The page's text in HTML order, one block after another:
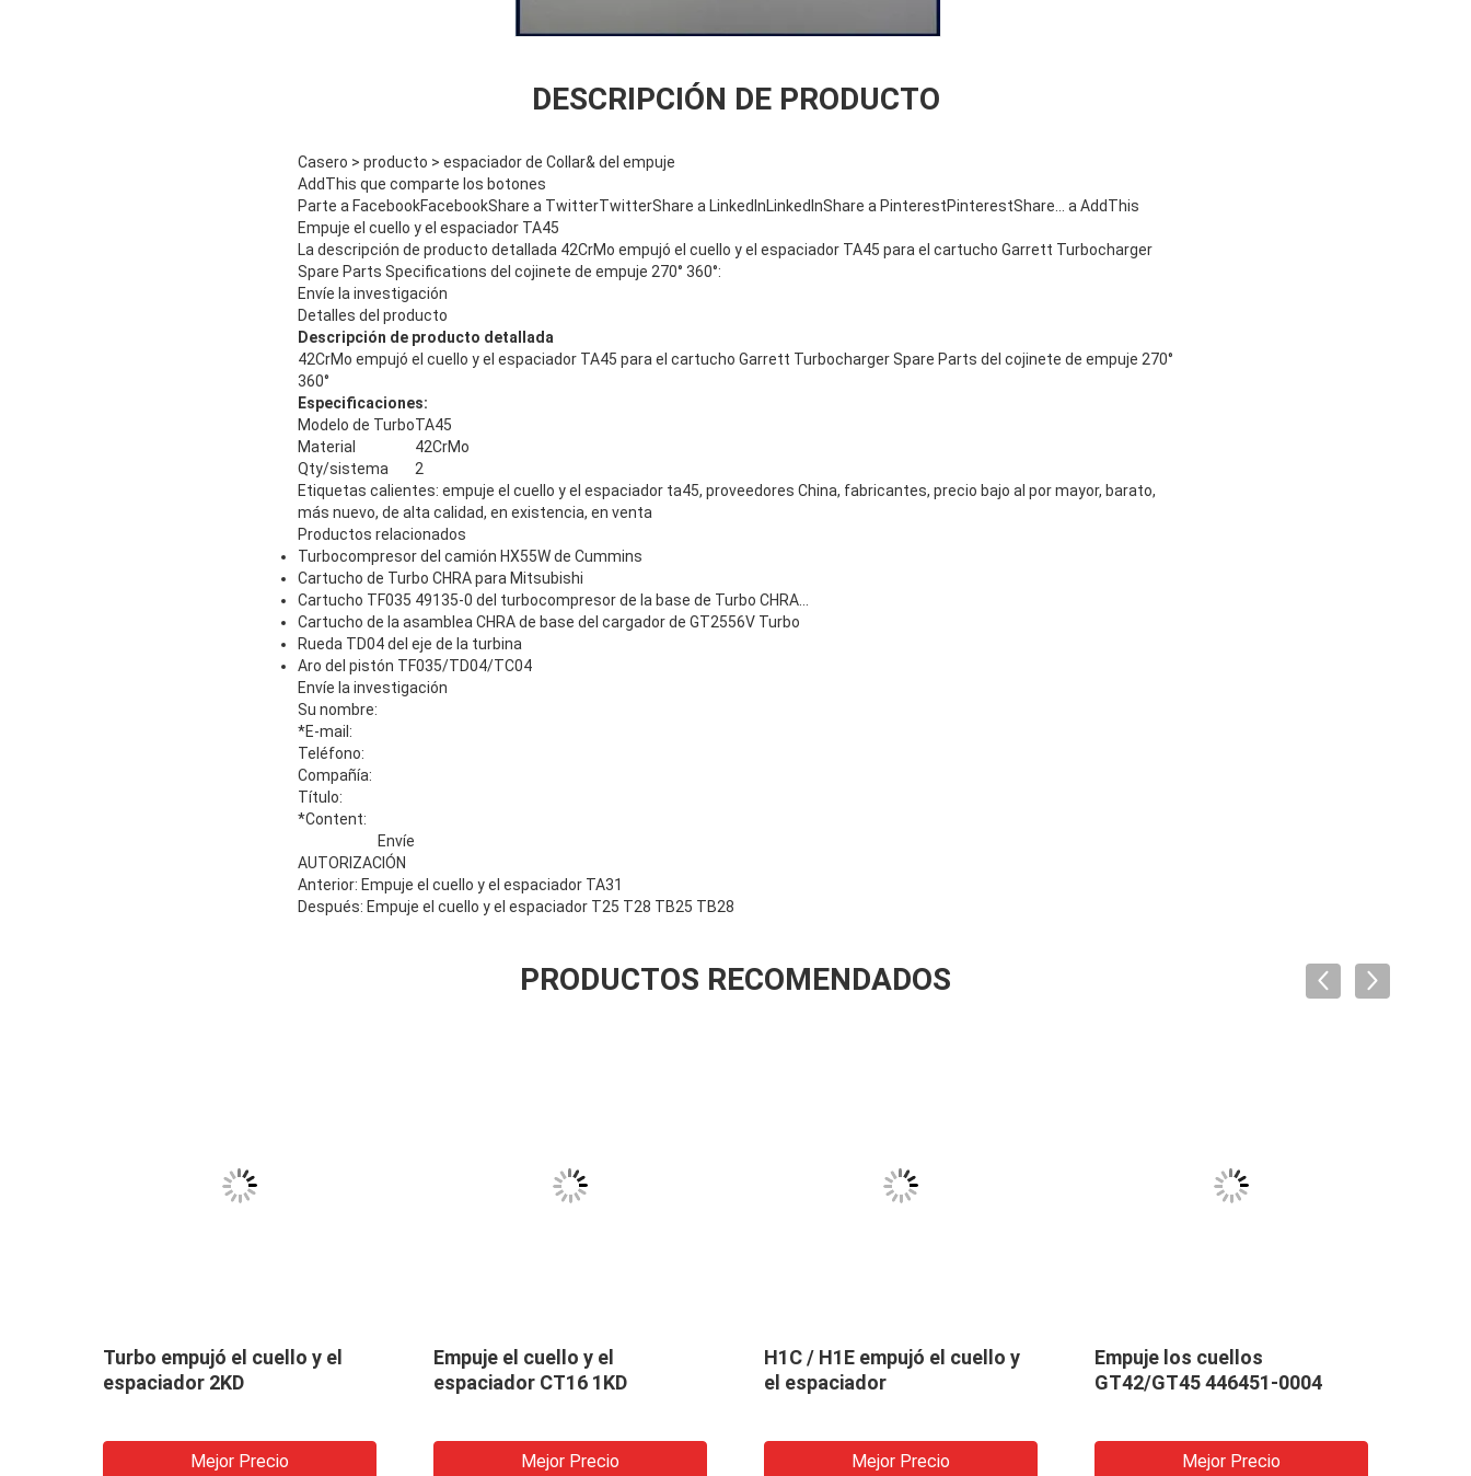
DESCRIPCIÓN DE PRODUCTO
Casero > producto > espaciador de Collar& del empuje
AddThis que comparte los botones
Parte a FacebookFacebookShare a TwitterTwitterShare a LinkedInLinkedInShare a PinterestPinterestShare…
a AddThis
Empuje el cuello y el espaciador TA45
La descripción de producto detallada 42CrMo empujó el cuello y el espaciador TA45 para el cartucho Garrett Turbocharger
Spare Parts Specifications del cojinete de empuje 270° 360°:
Envíe la investigación
Detalles del producto
Descripción de producto detallada
42CrMo empujó el cuello y el espaciador TA45 para el cartucho Garrett Turbocharger Spare Parts del cojinete de empuje 270°
360°
Especificaciones:
Modelo de TurboTA45
Material
42CrMo
Qty/sistema
2
Etiquetas calientes: empuje el cuello y el espaciador ta45, proveedores China, fabricantes, precio bajo al por mayor, barato,
más nuevo, de alta calidad, en existencia, en venta
Productos relacionados
Turbocompresor del camión HX55W de Cummins
Cartucho de Turbo CHRA para Mitsubishi
Cartucho TF035 49135-0 del turbocompresor de la base de Turbo CHRA…
Cartucho de la asamblea CHRA de base del cargador de GT2556V Turbo
Rueda TD04 del eje de la turbina
Aro del pistón TF035/TD04/TC04
Envíe la investigación
Su nombre:
*E-mail :
Teléfono:
Compañía:
Título:
*Content:
Envíe
AUTORIZACIÓN
Anterior: Empuje el cuello y el espaciador TA31
Después: Empuje el cuello y el espaciador T25 T28 TB25 TB28
PRODUCTOS RECOMENDADOS
Turbo empujó el cuello y el
espaciador 2KD
Mejor Precio
Empuje el cuello y el
espaciador CT16 1KD
Mejor Precio
H1C / H1E empujó el cuello y
el espaciador
Mejor Precio
Empuje los cuellos
GT42/GT45 446451-0004
Mejor Precio